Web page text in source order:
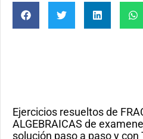
Ejercicios resueltos de
ALGEBRAICAS de
solución paso a paso y con